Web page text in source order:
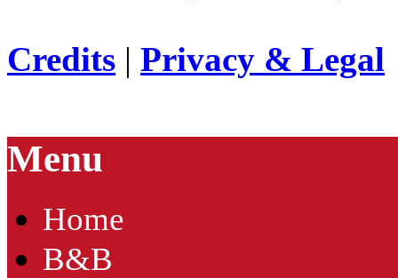
Credits | Privacy & Legal
Menu
Home
B&B